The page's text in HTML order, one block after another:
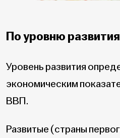
По уровню развития
Уровень развития
экономическим
ВВП.
Развитые (страны